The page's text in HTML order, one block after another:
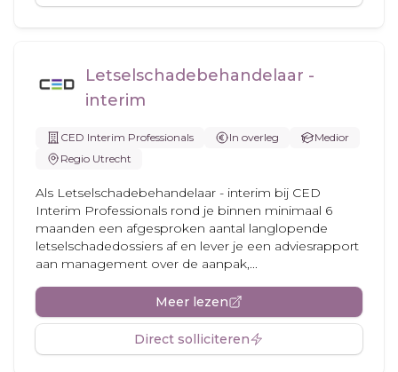
Letselschadebehandelaar -
interim
CED Interim Professionals In overleg
Medior
Regio Utrecht
Als Letselschadebehandelaar - interim bij CED
Interim Professionals rond je binnen minimaal 6
maanden een afgesproken aantal langlopende
letselschadedossiers af en lever je een adviesrapport
aan management over de aanpak,...
Meer lezen
Direct solliciteren